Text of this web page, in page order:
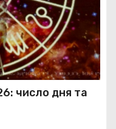
число дня та